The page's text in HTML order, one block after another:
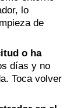
lo
de
o ha
días y no
Toca volver